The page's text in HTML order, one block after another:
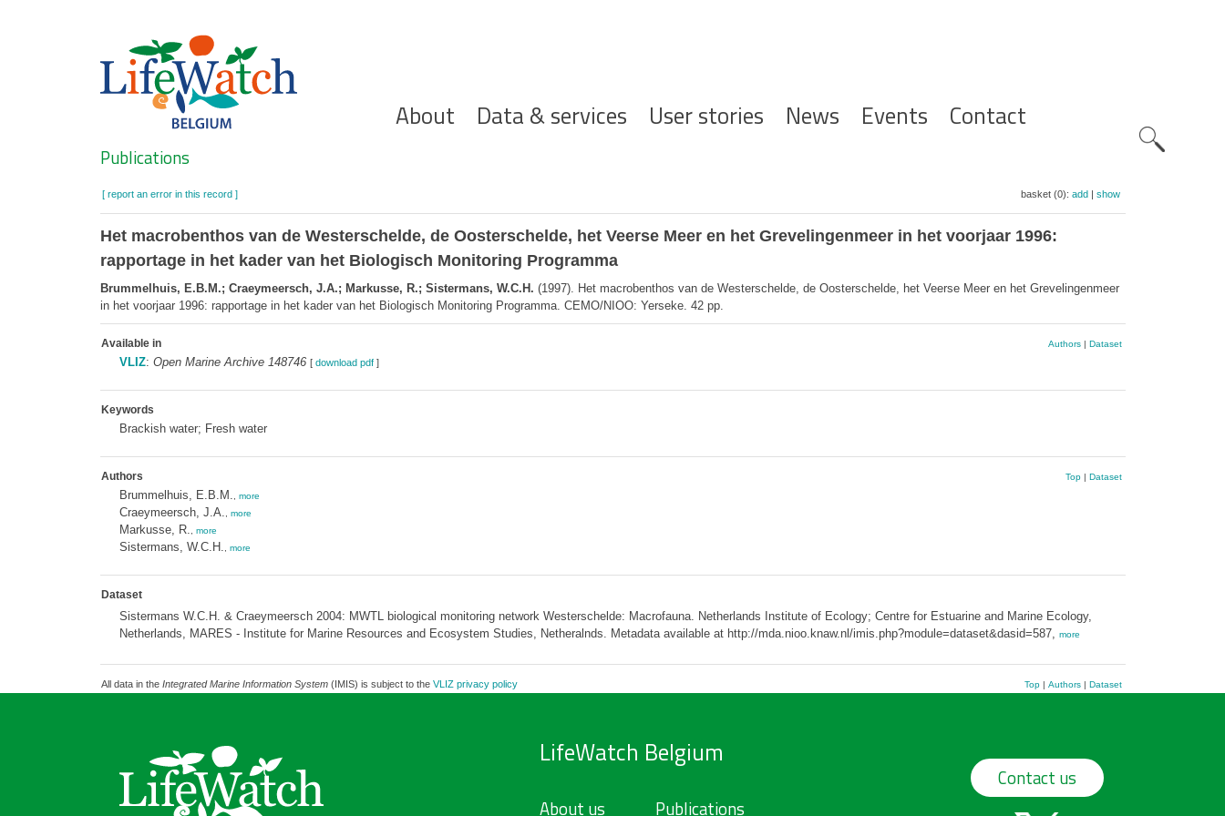
Hoofdnavigatie
About Data & services User stories News Events Contact
Search
Publications
[ report an error in this record ] basket (0): add| show
Het macrobenthos van de Westerschelde, de Oosterschelde, het Veerse Meer en het Grevelingenmeer in het voorjaar 1996:
rapportage in het kader van het Biologisch Monitoring Programma
Brummelhuis, E.B.M.; Craeymeersch, J.A.; Markusse, R.; Sistermans, W.C.H. (1997). Het macrobenthos van de Westerschelde, de Oosterschelde, het Veerse Meer en het Grevelingenmeer
in het voorjaar 1996: rapportage in het kader van het Biologisch Monitoring Programma. CEMO/NIOO: Yerseke. 42 pp.
Available in Authors| Dataset
VLIZ: Open Marine Archive 148746 [ download pdf]
Keywords
Brackish water; Fresh water
Authors Top| Dataset
Brummelhuis, E.B.M. more
Craeymeersch, J.A. more
Markusse, R. more
Sistermans, W.C.H. more
Dataset
Sistermans W.C.H. & Craeymeersch 2004: MWTL biological monitoring network Westerschelde: Macrofauna. Netherlands Institute of Ecology; Centre for Estuarine and Marine Ecology,
Netherlands, MARES - Institute for Marine Resources and Ecosystem Studies, Netheralnds. Metadata available at http://mda.nioo.knaw.nl/imis.php?module=dataset&dasid=587, more
All data in the Integrated Marine Information System(IMIS) is subject to the VLIZ privacy policy Top| Authors| Dataset
LifeWatch Belgium
About us Publications
Contact us